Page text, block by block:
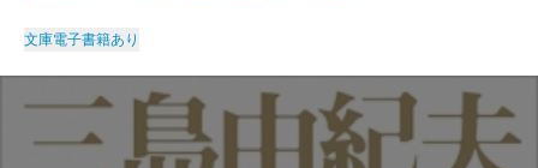
文庫電子書籍あり